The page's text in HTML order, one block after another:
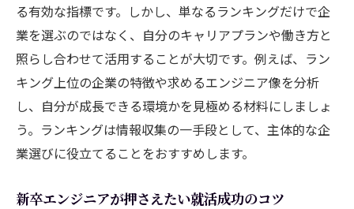
未経験でもエンジニア就職を目指せる理由
とは
エンジニア就職未経験者が意識すべき学習
法
未経験エンジニアが企業選びで注意するポ
イント
エンジニア就活未経験者のための面接対策
未経験エンジニアの自己PR作成のコツ
る有効な指標です。しかし、単なるランキングだけで企
業を選ぶのではなく、自分のキャリアプランや働き方と
照らし合わせて活用することが大切です。例えば、ラン
キング上位の企業の特徴や求めるエンジニア像を分析
し、自分が成長できる環境かを見極める材料にしましょ
う。ランキングは情報収集の一手段として、主体的な企
業選びに役立てることをおすすめします。
新卒エンジニアが押さえたい就活成功のコツ